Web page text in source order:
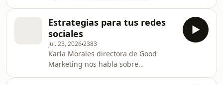
Comunitaria de BCS estamos
activando una primera etapa de
apoyo alimentario para familias
afectadas en conjunto con la Red de
Resiliencia Comunitaria.
Estrategias para tus redes
sociales
jul. 23, 20262383
Karla Morales directora de Good
Marketing nos habla sobre